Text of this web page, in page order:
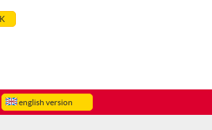
english version